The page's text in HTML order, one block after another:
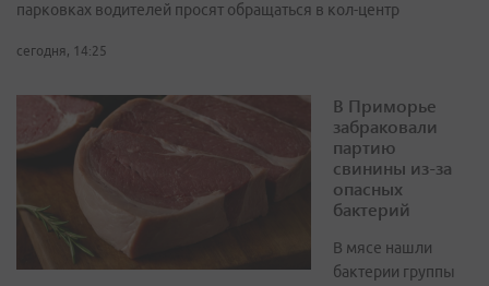
парковках водителей просят обращаться в кол-центр
сегодня, 14:25
В Приморье
забраковали
партию
свинины из-за
опасных
бактерий
В мясе нашли
бактерии группы